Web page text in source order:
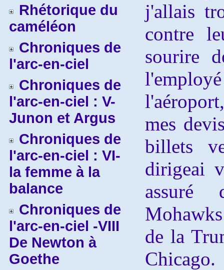
Rhétorique du
caméléon
Chroniques de
l'arc-en-ciel
Chroniques de
l'arc-en-ciel : V-
Junon et Argus
Chroniques de
l'arc-en-ciel : VI-
la femme à la
balance
Chroniques de
l'arc-en-ciel -VIII
De Newton à
Goethe
j'allais
contre
sourire
mes
billets
dirigeai
assuré
de la